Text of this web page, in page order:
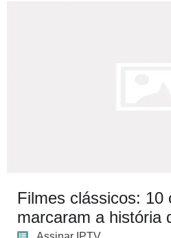
Filmes clássicos: 10
marcaram a história